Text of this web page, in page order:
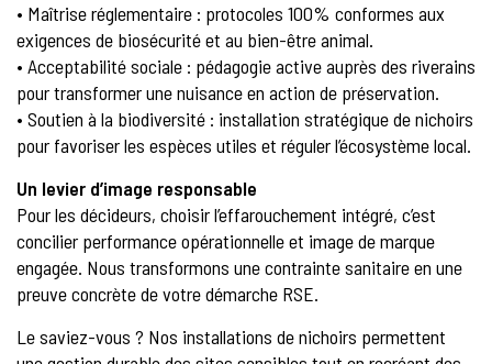
• Maîtrise réglementaire : protocoles 100% conformes aux
exigences de biosécurité et au bien-être animal.
• Acceptabilité sociale : pédagogie active auprès des riverains
pour transformer une nuisance en action de préservation.
• Soutien à la biodiversité : installation stratégique de nichoirs
pour favoriser les espèces utiles et réguler l’écosystème local.
Un levier d’image responsable
Pour les décideurs, choisir l’effarouchement intégré, c’est
concilier performance opérationnelle et image de marque
engagée. Nous transformons une contrainte sanitaire en une
preuve concrète de votre démarche RSE.
Le saviez-vous ? Nos installations de nichoirs permettent